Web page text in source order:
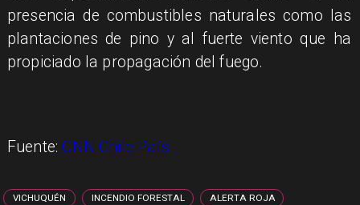
presencia de combustibles naturales como las
plantaciones de pino y al fuerte viento que ha
propiciado la propagación del fuego.
Fuente:CNN Chile País
VICHUQUÉN INCENDIO FORESTAL ALERTA ROJA